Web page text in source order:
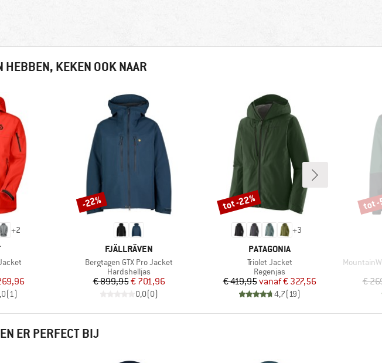
HEBBEN, KEKEN OOK NAAR
+2
prijs
(1)
MERK
FJÄLLRÄVEN
Artikel
Bergtagen GTX Pro Jacket
Productgroep
Hardshelljas
Prijs
€ 899,95Verlaagde prijs
€ 701,96
0,0(0)
Korting
-22%
+3
MERK
PATAGONIA
Artikel
Triolet Jacket
Productgroep
Regenjas
Prijs
€ 419,95 Verlaagde prijs
vanaf€ 327,56
4,7(19)
Korting
tot -22%
Artikel
€
tot
ER PERFECT BIJ